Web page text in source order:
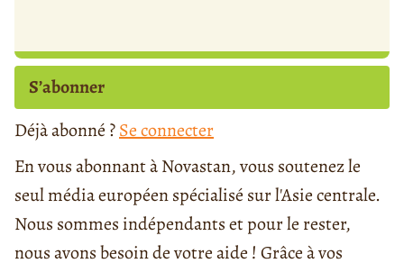
S’abonner
Déjà abonné ?Se connecter
En vous abonnant à Novastan, vous soutenez le
seul média européen spécialisé sur l'Asie centrale.
Nous sommes indépendants et pour le rester,
nous avons besoin de votre aide ! Grâce à vos